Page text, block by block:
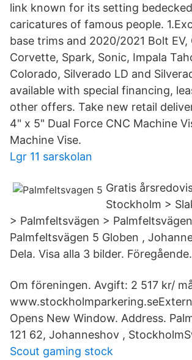
link known for its setting
caricatures of famous people.
base trims and 2020/2021 Bolt EV,
Corvette, Spark, Sonic, Impala
Colorado, Silverado LD and
available with special financing,
other offers. Take new retail
4" x 5" Dual Force CNC Machine
Machine Vise.
Lgr 11 sarskolan
Gratis
Stockholm >
> Palmfeltsvägen >
Palmfeltsvägen 5 Globen ,
Dela. Visa alla 3 bilder. Föregående.
Om föreningen. Avgift: 2 517 kr/
Opens New Window. Address.
121 62, Johanneshov ​,
Scout gaming stock